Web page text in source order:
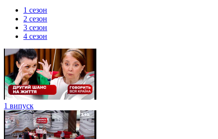
1 сезон
2 сезон
3 сезон
4 сезон
1 випуск